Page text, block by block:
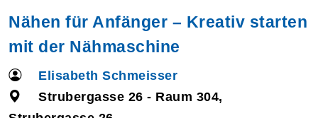
Nähen für Anfänger – Kreativ starten
mit der Nähmaschine
Elisabeth Schmeisser
Strubergasse 26 - Raum 304,